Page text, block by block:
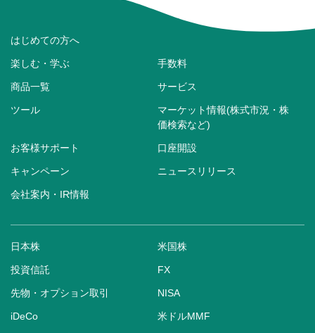
はじめての方へ
楽しむ・学ぶ 手数料
商品一覧 サービス
ツール
マーケット情報(株式市況・株
価検索など)
お客様サポート 口座開設
キャンペーン ニュースリリース
会社案内・IR情報
日本株 米国株
投資信託 FX
先物・オプション取引 NISA
iDeCo 米ドルMMF